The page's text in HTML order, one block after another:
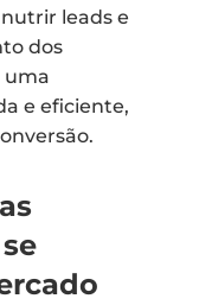
leads e
dos
uma
e eficiente,